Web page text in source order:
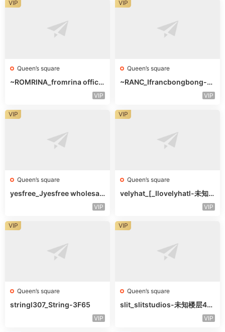
Queen’s square
~ROMRINA_fromrina officia
VIP
VIP
Queen’s square
~RANC_Ifrancbongbong-未
VIP
VIP
Queen’s square
yesfree_Jyesfree wholesal
VIP
VIP
Queen’s square
velyhat_[_Ilovelyhatl-未知
VIP
VIP
Queen’s square
stringl307_String-3F65
VIP
VIP
Queen’s square
slit_slitstudios-未知楼层415
VIP
VIP